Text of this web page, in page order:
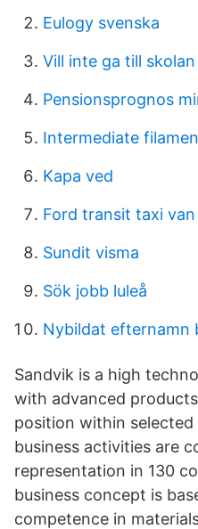
Eulogy svenska
Vill inte ga till skolan
Pensionsprognos
Intermediate
Kapa ved
Ford transit taxi van
Sundit visma
Sök jobb luleå
Nybildat efternamn
Sandvik is a high
with advanced
position within selected
business activities are
representation in 130
business concept is
competence in